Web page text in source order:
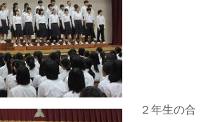
２年生の合